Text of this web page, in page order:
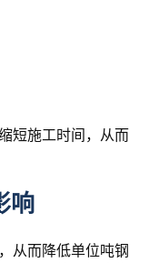
短施工时间，从而
响
从而降低单位吨钢